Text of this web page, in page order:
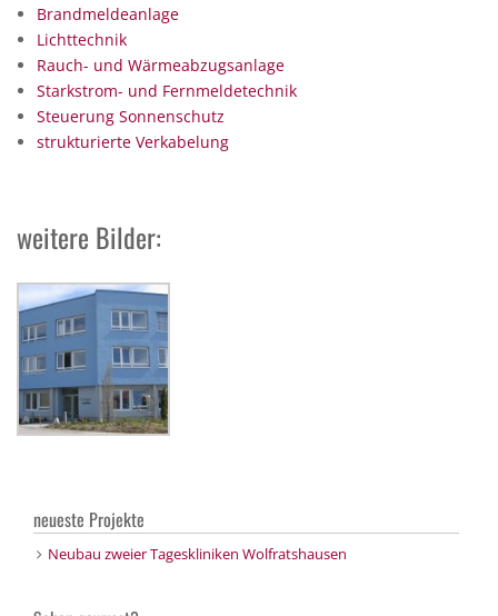
Brandmeldeanlage
Lichttechnik
Rauch- und Wärmeabzugsanlage
Starkstrom- und Fernmeldetechnik
Steuerung Sonnenschutz
strukturierte Verkabelung
weitere Bilder:
neueste Projekte
Neubau zweier Tageskliniken Wolfratshausen